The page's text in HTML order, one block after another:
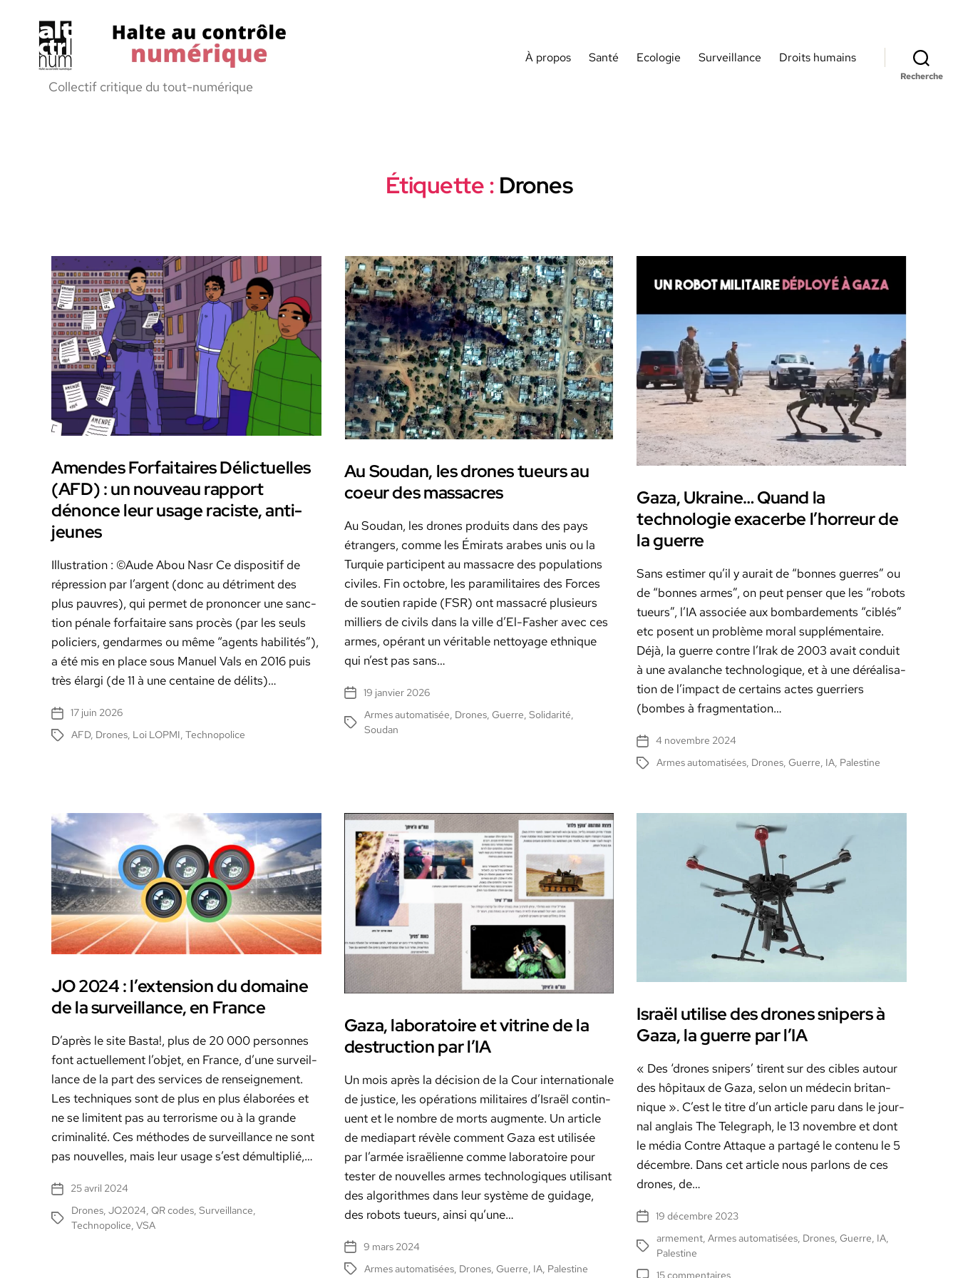
Halte
Collectif critique du tout-numérique
À propos Santé Ecologie Surveillance Droits humains
Recherche
Étiquette : Drones
Amendes Forfaitaires Délictuelles
(AFD) : un nouveau rapport
dénonce leur usage raciste, anti-
jeunes
Illus­tra­tion : ©Aude Abou Nasr Ce dis­posi­tif de
répres­sion par l’ar­gent (donc au détri­ment des
plus pau­vres), qui per­met de pronon­cer une sanc­
tion pénale for­faitaire sans procès (par les seuls
policiers, gen­darmes ou même “agents habil­ités”),
a été mis en place sous Manuel Vals en 2016 puis
très élar­gi (de 11 à une cen­taine de dél­its)…
Date
de
l’article
17 juin 2026
Étiquettes
AFD, Drones, Loi LOPMI, Technopolice
Au Soudan, les drones tueurs au
coeur des massacres
Au Soudan, les drones pro­duits dans des pays
étrangers, comme les Émi­rats arabes unis ou la
Turquie par­ticipent au mas­sacre des pop­u­la­tions
civiles. Fin octo­bre, les para­mil­i­taires des Forces
de sou­tien rapi­de (FSR) ont mas­sacré plusieurs
mil­liers de civils dans la ville d’El-Fasher avec ces
armes, opérant un véri­ta­ble net­toy­age eth­nique
qui n’est pas sans…
Date
l’article
19 janvier 2026
Étiquettes
Armes automatisée Drones, Guerre Solidarité
Soudan
Gaza, Ukraine… Quand la
technologie exacerbe l’horreur de
la guerre
Sans estimer qu’il y aurait de “bonnes guer­res” ou
de “bonnes armes”, on peut penser que les “robots
tueurs”, l’IA asso­ciée aux bom­barde­ments “ciblés”
etc posent un prob­lème moral sup­plé­men­taire.
Déjà, la guerre con­tre l’Irak de 2003 avait con­duit
à une avalanche tech­nologique, et à une déréal­i­sa­
tion de l’impact de cer­tains actes guer­ri­ers
(bombes à frag­men­ta­tion…
Date
de
l’article
4 novembre 2024
Étiquettes
Armes automatisées, Drones,Guerre, IA, Palestine
JO 2024 : l’extension du domaine
de la surveillance, en France
D’après le site Bas­ta!, plus de 20 000 per­son­nes
font actuelle­ment l’objet, en France, d’une sur­veil­
lance de la part des ser­vices de ren­seigne­ment.
Les tech­niques sont de plus en plus élaborées et
ne se lim­i­tent pas au ter­ror­isme ou à la grande
crim­i­nal­ité. Ces méth­odes de sur­veil­lance ne sont
pas nou­velles, mais leur usage s’est démul­ti­plié,…
Date
l’article
25 avril 2024
Étiquettes
Drones, JO2024, QR codes, Surveillance,
Technopolice, VSA
Gaza, laboratoire et vitrine de la
destruction par l’IA
Un mois après la déci­sion de la Cour inter­na­tionale
de jus­tice, les opéra­tions mil­i­taires d’Israël con­tin­
u­ent et le nom­bre de morts aug­mente. Un arti­cle
de medi­a­part révèle com­ment Gaza est util­isée
par l’ar­mée israëli­enne comme lab­o­ra­toire pour
tester de nou­velles armes tech­nologiques util­isant
des algo­rithmes dans leur sys­tème de guidage,
des robots tueurs, ain­si qu’une…
Date
de
9 mars 2024
Étiquettes
Armes automatisées, Drones, Guerre, IA, Palestine
Israël utilise des drones snipers à
Gaza, la guerre par l’IA
« Des ‘drones snipers’ tirent sur des cibles autour
des hôpi­taux de Gaza, selon un médecin bri­tan­
nique ». C’est le titre d’un arti­cle paru dans le jour­
nal anglais The Tele­graph, le 13 novem­bre et dont
le média Con­tre Attaque a partagé le con­tenu le 5
décem­bre. Dans cet arti­cle nous par­lons de ces
drones, de…
Date
l’article
19 décembre 2023
Étiquettes
armement,Armes automatisées, Drones,Guerre, IA,
Palestine
15 commentairessur